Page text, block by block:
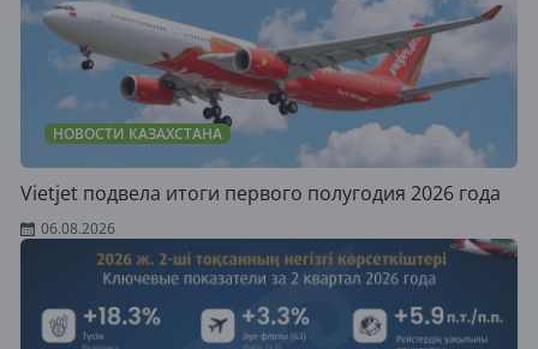
НОВОСТИ КАЗАХСТАНА
Vietjet подвела итоги первого полугодия 2026 года
06.08.2026